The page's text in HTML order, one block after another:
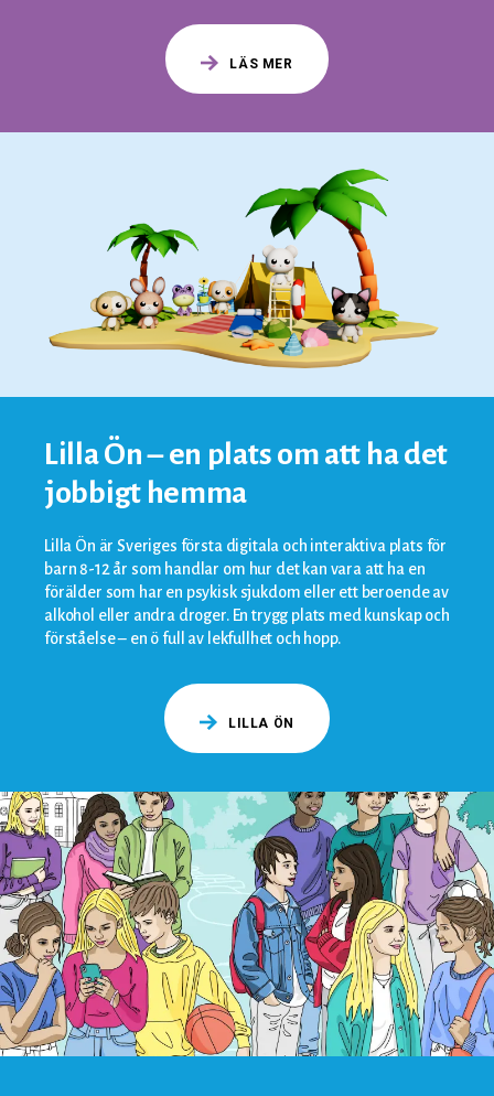
LÄS MER
Lilla Ön – en plats om att ha det
jobbigt hemma
Lilla Ön är Sveriges första digitala och interaktiva plats för
barn 8-12 år som handlar om hur det kan vara att ha en
förälder som har en psykisk sjukdom eller ett beroende av
alkohol eller andra droger. En trygg plats med kunskap och
förståelse – en ö full av lekfullhet och hopp.
LILLA ÖN